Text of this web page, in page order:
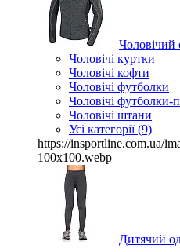
Чоловічий
Чоловічі куртки
Чоловічі кофти
Чоловічі футболки
Чоловічі футболки-
Чоловічі штани
Усі категорії (9)
https://insportline.com.ua/
100x100.webp
Дитячий